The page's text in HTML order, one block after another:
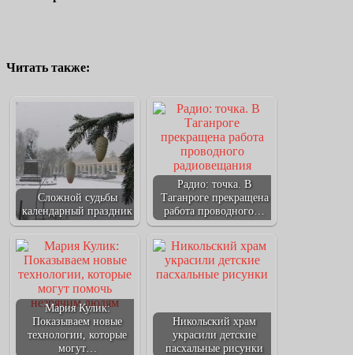
Читать также:
Сложной судьбы
календарный праздник
Радио: точка. В
Таганроге прекращена
работа проводного…
Мария Кулик:
Показываем новые
технологии, которые
могут…
Никольский храм
украсили детские
пасхальные рисунки